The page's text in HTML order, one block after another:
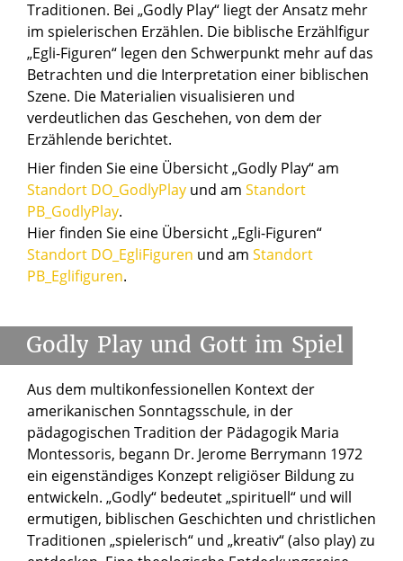
Traditionen. Bei „Godly Play“ liegt der Ansatz mehr
im spielerischen Erzählen. Die biblische Erzählfigur
„Egli-Figuren“ legen den Schwerpunkt mehr auf das
Betrachten und die Interpretation einer biblischen
Szene. Die Materialien visualisieren und
verdeutlichen das Geschehen, von dem der
Erzählende berichtet.
Hier finden Sie eine Übersicht „Godly Play“ am
Standort DO_GodlyPlay und am Standort
PB_GodlyPlay.
Hier finden Sie eine Übersicht „Egli-Figuren“
Standort DO_EgliFiguren und am Standort
PB_Eglifiguren.
Godly Play und Gott im Spiel
Aus dem multikonfessionellen Kontext der
amerikanischen Sonntagsschule, in der
pädagogischen Tradition der Pädagogik Maria
Montessoris, begann Dr. Jerome Berrymann 1972
ein eigenständiges Konzept religiöser Bildung zu
entwickeln. „Godly“ bedeutet „spirituell“ und will
ermutigen, biblischen Geschichten und christlichen
Traditionen „spielerisch“ und „kreativ“ (also play) zu